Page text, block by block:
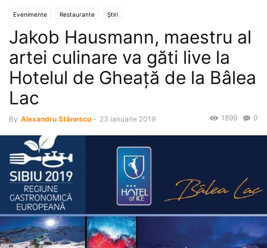
Evenimente Restaurante Știri
Jakob Hausmann, maestru al
artei culinare va găti live la
Hotelul de Gheaţă de la Bâlea
Lac
By Alexandru Stănescu - 23 ianuarie 2019 0
1899